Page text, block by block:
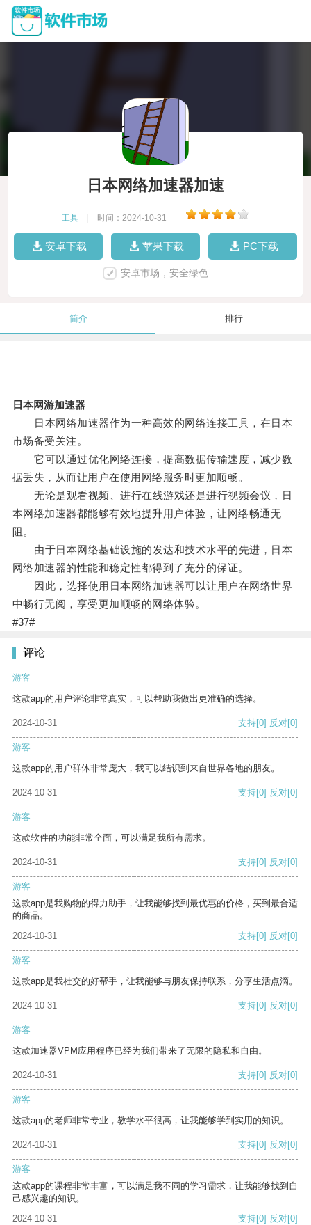
日本网络加速器加速
工具 时间：2024-10-31
安卓下载 苹果下载 PC下载
安卓市场，安全绿色
简介 排行
日本网游加速器
日本网络加速器作为一种高效的网络连接工具，在日本
市场备受关注。
它可以通过优化网络连接，提高数据传输速度，减少数
据丢失，从而让用户在使用网络服务时更加顺畅。
无论是观看视频、进行在线游戏还是进行视频会议，日
本网络加速器都能够有效地提升用户体验，让网络畅通无
阻。
由于日本网络基础设施的发达和技术水平的先进，日本
网络加速器的性能和稳定性都得到了充分的保证。
因此，选择使用日本网络加速器可以让用户在网络世界
中畅行无阅，享受更加顺畅的网络体验。
#37#
评论
游客
这款app的用户评论非常真实，可以帮助我做出更准确的选择。
2024-10-31 支持[0] 反对[0]
游客
这款app的用户群体非常庞大，我可以结识到来自世界各地的朋友。
2024-10-31 支持[0] 反对[0]
游客
这款软件的功能非常全面，可以满足我所有需求。
2024-10-31 支持[0] 反对[0]
游客
这款app是我购物的得力助手，让我能够找到最优惠的价格，买到最合适
的商品。
2024-10-31
支持[0] 反对[0]
游客
这款app是我社交的好帮手，让我能够与朋友保持联系，分享生活点滴。
2024-10-31 支持[0] 反对[0]
游客
这款加速器VPM应用程序已经为我们带来了无限的隐私和自由。
2024-10-31 支持[0] 反对[0]
游客
这款app的老师非常专业，教学水平很高，让我能够学到实用的知识。
2024-10-31 支持[0] 反对[0]
游客
这款app的课程非常丰富，可以满足我不同的学习需求，让我能够找到自
己感兴趣的知识。
2024-10-31
支持[0] 反对[0]